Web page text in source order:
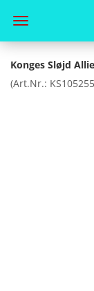
Konges Sløjd
(Art.Nr.: